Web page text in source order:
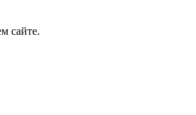
сайте.